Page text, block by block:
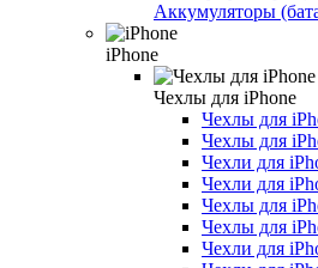
Аккумуляторы
iPhone
Чехлы для iPhone
Чехлы для
Чехлы для
Чехли для
Чехли для
Чехлы для
Чехлы для
Чехли для